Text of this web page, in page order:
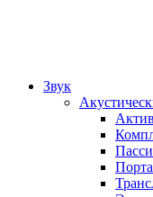
Звук